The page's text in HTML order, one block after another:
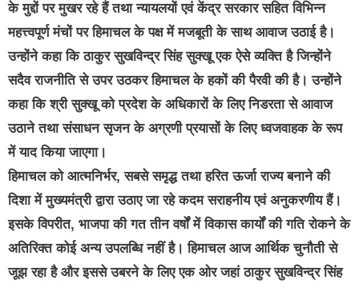
के मुद्दों पर मुखर रहे हैं तथा न्यायलयों एवं केंद्र सरकार सहित विभिन्न
महत्त्वपूर्ण मंचों पर हिमाचल के पक्ष में मजबूती के साथ आवाज उठाई है।
उन्होंने कहा कि ठाकुर सुखविन्द्र सिंह सुक्खू एक ऐसे व्यक्ति है जिन्होंने
सदैव राजनीति से उपर उठकर हिमाचल के हकों की पैरवी की है। उन्होंने
कहा कि श्री सुक्खू को प्रदेश के अधिकारों के लिए निडरता से आवाज
उठाने तथा संसाधन सृजन के अग्रणी प्रयासों के लिए ध्वजवाहक के रूप
में याद किया जाएगा।
हिमाचल को आत्मनिर्भर, सबसे समृद्ध तथा हरित ऊर्जा राज्य बनाने की
दिशा में मुख्यमंत्री द्वारा उठाए जा रहे कदम सराहनीय एवं अनुकरणीय हैं।
इसके विपरीत, भाजपा की गत तीन वर्षों में विकास कार्यों की गति रोकने के
अतिरिक्त कोई अन्य उपलब्धि नहीं है। हिमाचल आज आर्थिक चुनौती से
जूझ रहा है और इससे उबरने के लिए एक ओर जहां ठाकुर सुखविन्द्र सिंह